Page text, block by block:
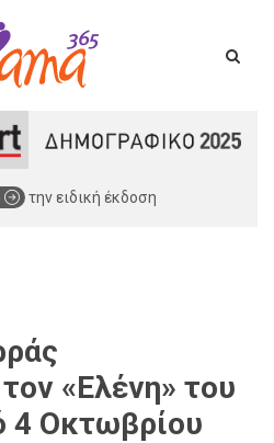
την ειδική έκδοση
«Ελένη» του
4 Οκτωβρίου